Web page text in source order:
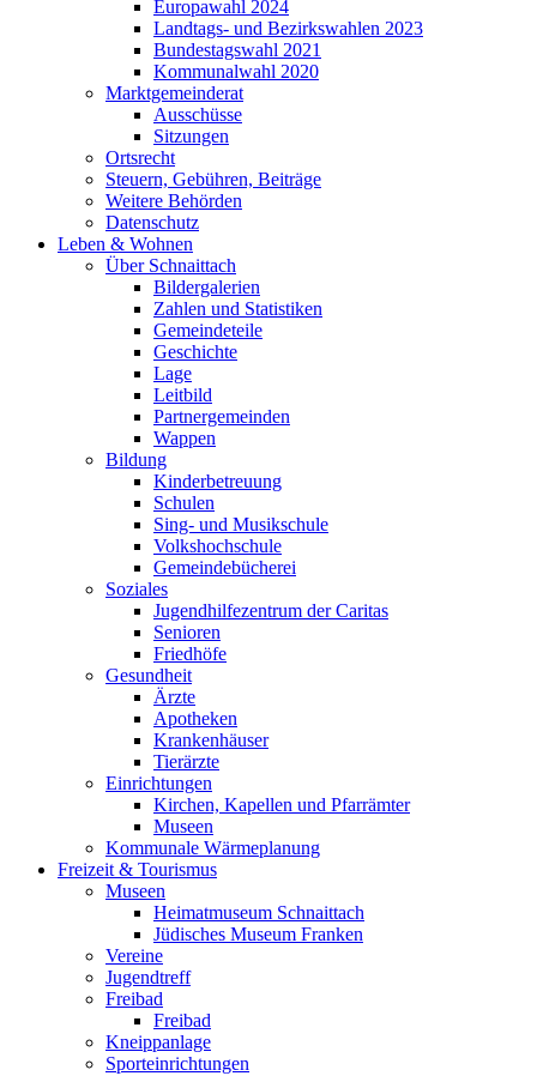
Europawahl 2024
Landtags- und Bezirkswahlen 2023
Bundestagswahl 2021
Kommunalwahl 2020
Marktgemeinderat
Ausschüsse
Sitzungen
Ortsrecht
Steuern, Gebühren, Beiträge
Weitere Behörden
Datenschutz
Leben & Wohnen
Über Schnaittach
Bildergalerien
Zahlen und Statistiken
Gemeindeteile
Geschichte
Lage
Leitbild
Partnergemeinden
Wappen
Bildung
Kinderbetreuung
Schulen
Sing- und Musikschule
Volkshochschule
Gemeindebücherei
Soziales
Jugendhilfezentrum der Caritas
Senioren
Friedhöfe
Gesundheit
Ärzte
Apotheken
Krankenhäuser
Tierärzte
Einrichtungen
Kirchen, Kapellen und Pfarrämter
Museen
Kommunale Wärmeplanung
Freizeit & Tourismus
Museen
Heimatmuseum Schnaittach
Jüdisches Museum Franken
Vereine
Jugendtreff
Freibad
Freibad
Kneippanlage
Sporteinrichtungen